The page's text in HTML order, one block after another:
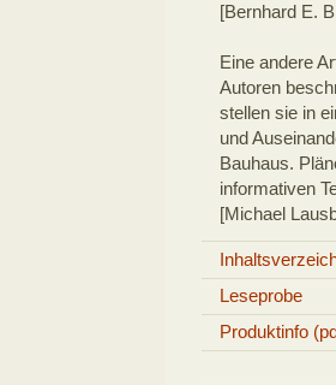
[Bernhard E.
Eine andere
Autoren
stellen sie in
und
Bauhaus.
informativen
[Michael
Leseprobe
Produktinfo